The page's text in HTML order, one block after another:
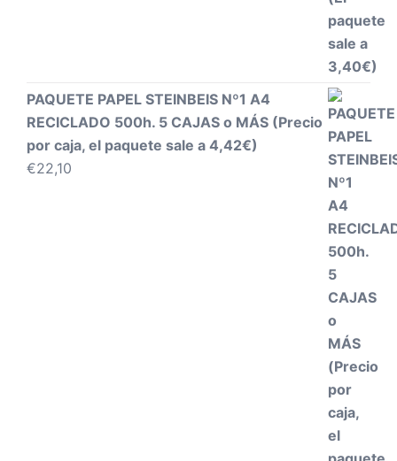
PAQUETE PAPEL STEINBEIS Nº1 A4
RECICLADO 500h. 5 CAJAS o MÁS (Precio
por caja, el paquete sale a 4,42€)
€22,10